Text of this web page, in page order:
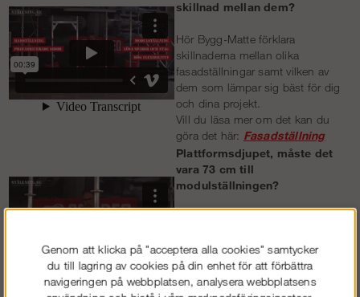
skillnad mellan dem?
Hör Bygg-Matte förklara
skillnaderna mellan olika
fasadställningar samt vilken av
dem som lämpar sig bäst för dig
och dina projekt.
Vill du läsa mer om det kan du
göra det här: Fasadställning
Plattformsdjupet, måste det
vara 73 cm till
modulställningen?
man får den i önskat djup, kika
här!
Genom att klicka på "acceptera alla cookies" samtycker
du till lagring av cookies på din enhet för att förbättra
navigeringen på webbplatsen, analysera webbplatsens